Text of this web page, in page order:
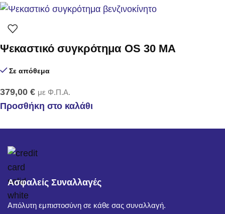
Ψεκαστικό συγκρότημα OS 30 MA
Σε απόθεμα
379,00 € με Φ.Π.Α.
Προσθήκη στο καλάθι
Ασφαλείς Συναλλαγές
Απόλυτη εμπιστοσύνη σε κάθε σας συναλλαγή.